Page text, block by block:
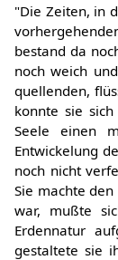
"Die Zeiten, in
bestand da
noch weich
quellenden,
konnte sie
Seele einen
Entwickelung
noch nicht
Sie machte
war, mußte
Erdennatur
gestaltete sie